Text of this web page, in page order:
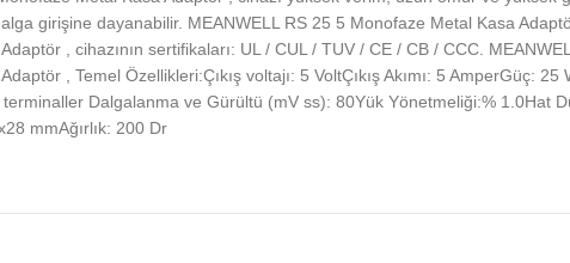
girişine dayanabilir. MEANWELL RS 25 5 Monofaze Metal Kasa
, cihazının sertifikaları: UL / CUL / TUV / CE / CB / CCC.
, Temel Özellikleri:Çıkış voltajı: 5 VoltÇıkış Akımı: 5
Dalgalanma ve Gürültü (mV ss): 80Yük Yönetmeliği:% 1.0Hat
mmAğırlık: 200 Dr